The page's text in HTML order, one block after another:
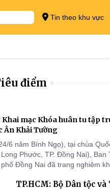
Tin theo khu vực
điểm
Khai mạc Khóa huân tu tập
Ân Khải Tường
6 năm Bính Ngọ), tại chùa
Phước, TP. Đồng Nai), Ban
Đồng Nai đã trang nghiêm
cho chư Tăng hành giả an cư tại
TP.HCM: Bộ Dân tộc